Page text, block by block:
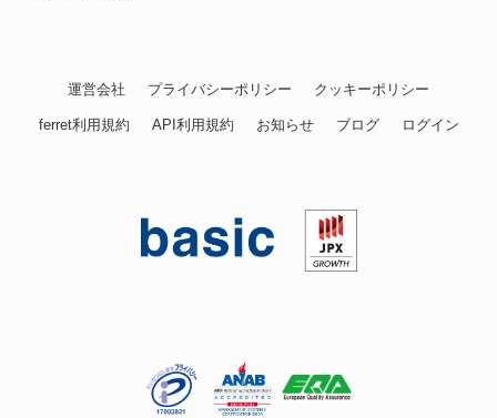
運営会社 プライバシーポリシー クッキーポリシー
ferret利用規約 API利用規約 お知らせ ブログ ログイン